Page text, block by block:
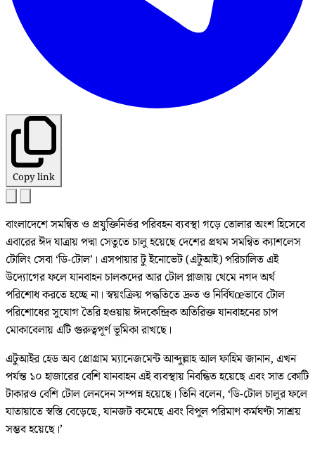
Copy link
বাংলাদেশে সমন্বিত ও প্রযুক্তিনির্ভর পরিবহন ব্যবস্থা গড়ে তোলার অংশ হিসেবে
এবারের ঈদ যাত্রায় পদ্মা সেতুতে চালু হয়েছে দেশের প্রথম সমন্বিত ক্যাশলেস
টোলিং সেবা ‘ডি-টোল’। এসপায়ার টু ইনোভেট (এটুআই) পরিচালিত এই
উদ্যোগের ফলে যানবাহন চালকদের আর টোল প্লাজায় থেমে নগদ অর্থ
পরিশোধ করতে হচ্ছে না। স্বয়ংক্রিয় পদ্ধতিতে দ্রুত ও নির্বিঘœভাবে টোল
পরিশোধের সুযোগ তৈরি হওয়ায় ঈদকেন্দ্রিক অতিরিক্ত যানবাহনের চাপ
মোকাবেলায় এটি গুরুত্বপূর্ণ ভূমিকা রাখছে।
এটুআইর হেড অব প্রোগ্রাম ম্যানেজমেন্ট আব্দুল্লাহ আল ফাহিম জানান, এখন
পর্যন্ত ১০ হাজারের বেশি যানবাহন এই ব্যবস্থায় নিবন্ধিত হয়েছে এবং সাত কোটি
টাকারও বেশি টোল লেনদেন সম্পন্ন হয়েছে। তিনি বলেন, ‘ডি-টোল চালুর ফলে
যাতায়াতে স্বস্তি বেড়েছে, যানজট কমেছে এবং বিপুল পরিমাণ কর্মঘণ্টা সাশ্রয়
সম্ভব হয়েছে।’